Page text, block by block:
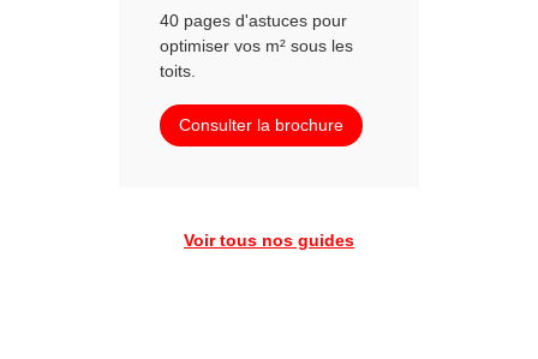
40 pages d'astuces pour
optimiser vos m² sous les
toits.
Consulter la brochure
Voir tous nos guides